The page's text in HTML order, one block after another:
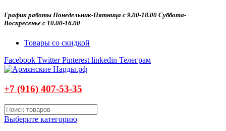
График работы Понедельник-Пятница с 9.00-18.00 Суббота-
Воскресенье с 10.00-16.00
Товары со скидкой
Facebook Twitter Pinterest linkedin Телеграм
+7 (916) 407-53-35
Выберите категорию